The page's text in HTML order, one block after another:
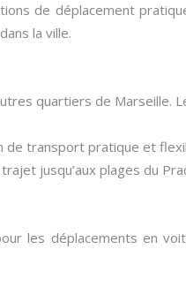
de déplacement
la ville.
quartiers de Marseille.
de transport pratique et
jusqu’aux plages du
les déplacements en